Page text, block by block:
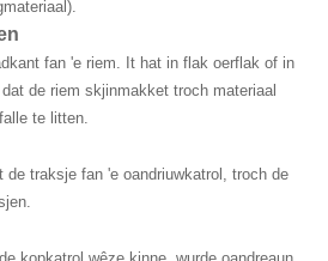
fan 'e riem. It hat in flak oerflak of in
de riem skjinmakket troch materiaal
te litten.
de traksje fan 'e oandriuwkatrol, troch de